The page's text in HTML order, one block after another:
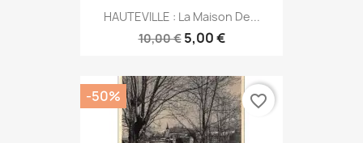
HAUTEVILLE : La Maison De...
10,00 € 5,00 €
-50% favorite_border